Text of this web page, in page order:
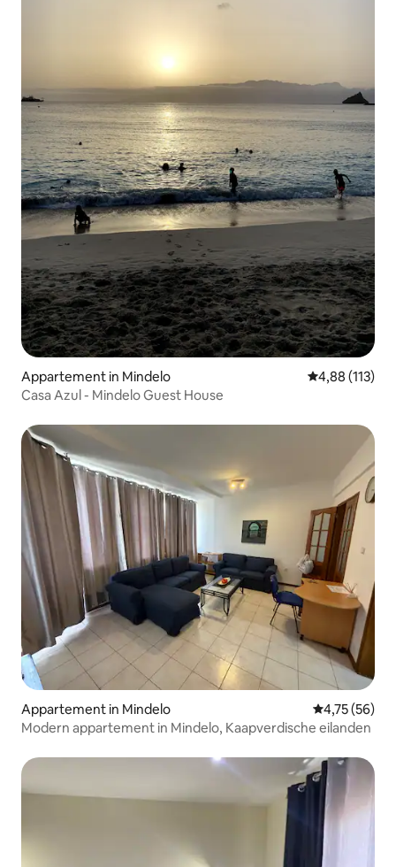
Appartement in Mindelo Gemiddelde
4,88 (113)
Casa Azul - Mindelo Guest House
Appartement in Mindelo Gemiddelde
4,75 (56)
Modern appartement in Mindelo, Kaapverdische eilanden